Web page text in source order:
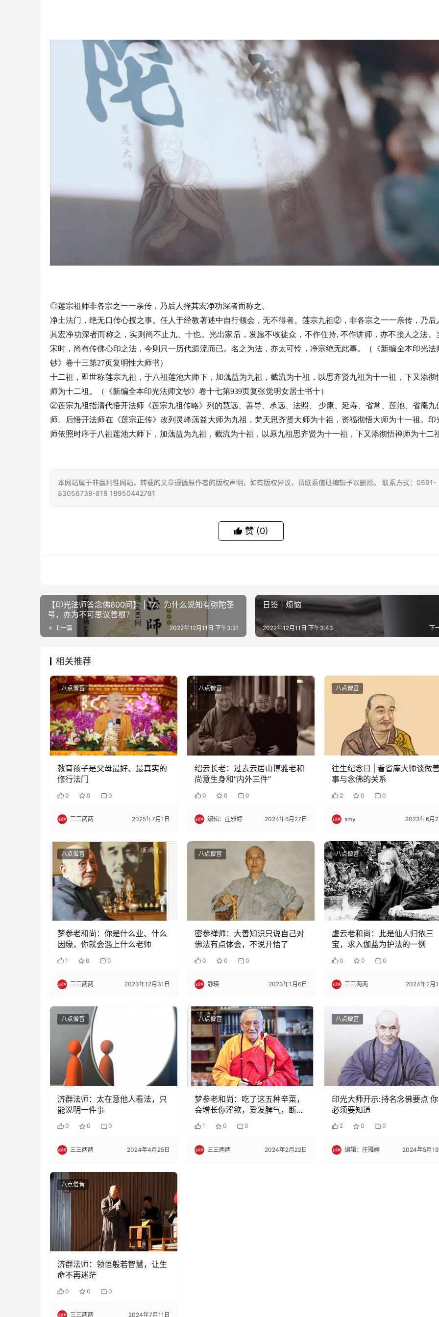
◎莲宗祖师非各宗之一一亲传，乃后人择其宏净功深者而称之。
净土法门，绝无口传心授之事。任人于经教著述中自行领会，无不得者。莲宗九祖②，非各宗之一一亲传，乃后
其宏净功深者而称之，实则尚不止九、十也。光出家后，发愿不收徒众，不作住持, 不作讲师，亦不接人之法。
宋时，尚有传佛心印之法，今则只一历代源流而已。名之为法，亦太可怜，净宗绝无此事。（《新编全本印光法
钞》卷十三第27页复明性大师书）
十二祖，即世称莲宗九祖，于八祖莲池大师下，加蕅益为九祖，截流为十祖，以思齐贤九祖为十一祖，下又添彻
师为十二祖。（《新编全本印光法师文钞》卷十七第939页复张觉明女居士书十）
②莲宗九祖指清代悟开法师《莲宗九祖传略》列的慧远、善导、承远、法照、 少康、延寿、省常、莲池、省庵九
师。后悟开法师在《莲宗正传》改列灵峰蕅益大师为九祖，梵天思齐贤大师为十祖，资福彻悟大师为十一祖。印
师依照时序于八祖莲池大师下，加蕅益为九祖，截流为十祖，以原九祖思齐贤为十一祖，下又添彻悟禅师为十二
本网站属于非赢利性网站，转载的文章遵循原作者的版权声明，如有版权异议，请联系值班编辑予以删除。 联系方式：0591-
83056739-818 18950442781
赞 (0)
【印光法师答念佛600问】 | 17、为什么说知有弥陀圣
号，亦为不可思议善根？
上一篇 2022年12月11日 下午3:31
日签 | 烦恼
下
2022年12月11日 下午3:43
相关推荐
八点僧音
教育孩子是父母最好、最真实的
修行法门
0 0 0
三三两两 2025年7月1日
八点僧音
绍云长老：过去云居山博雅老和
尚意生身和“内外三件”
0 0 0
编辑：庄雅婷 2024年6月27日
八点僧音
往生纪念日 | 看省庵大师谈做
事与念佛的关系
2 0 0
smy 2023年6月
八点僧音
梦参老和尚：你是什么业、什么
因缘，你就会遇上什么老师
1 0 0
三三两两 2023年12月31日
八点僧音
密参禅师：大善知识只说自己对
佛法有点体会，不说开悟了
0 0 0
静瑛 2023年1月6日
八点僧音
虚云老和尚：此是仙人归依三
宝，求入伽蓝为护法的一例
0 0 0
三三两两 2024年2月
八点僧音
济群法师：太在意他人看法，只
能说明一件事
0 0 0
三三两两 2024年4月25日
八点僧音
梦参老和尚：吃了这五种辛菜，
会增长你淫欲，爱发脾气，断你
1 0 0
三三两两 2024年2月22日
八点僧音
印光大师开示:持名念佛要点 你
必须要知道
2 0 0
编辑：庄雅婷 2024年5月
八点僧音
济群法师：领悟般若智慧，让生
命不再迷茫
0 0 0
三三两两 2024年7月11日